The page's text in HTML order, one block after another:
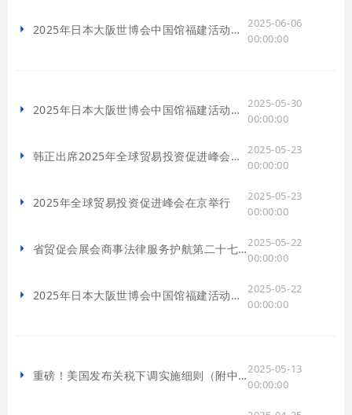
2025年日本大阪世博会中国馆福建活动周成功举办
2025-06-06
00:00:00
2025年日本大阪世博会中国馆福建活动周开幕倒计时
2025-05-30
00:00:00
韩正出席2025年全球贸易投资促进峰会开幕式并致辞
2025-05-23
00:00:00
2025年全球贸易投资促进峰会在京举行
2025-05-23
00:00:00
省贸促会展会商事法律服务护航第二十七届海峡两岸经贸交易会
2025-05-22
00:00:00
2025年日本大阪世博会中国馆福建活动周新闻发布会
2025-05-22
00:00:00
重磅！美国发布关税下调实施细则（附中美联合声明图解）
2025-05-13
00:00:00